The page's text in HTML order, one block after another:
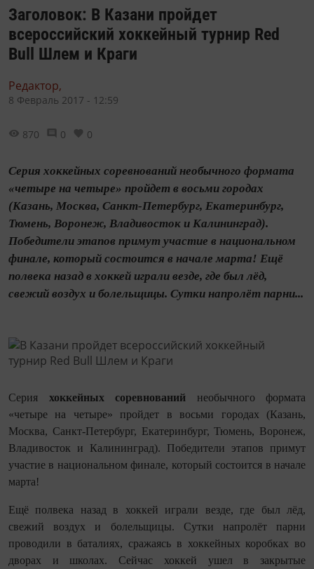
Заголовок: В Казани пройдет
всероссийский хоккейный турнир Red
Bull Шлем и Краги
Редактор,
8 Февраль 2017 - 12:59
870 0 0
Серия хоккейных соревнований необычного формата
«четыре на четыре» пройдет в восьми городах
(Казань, Москва, Санкт-Петербург, Екатеринбург,
Тюмень, Воронеж, Владивосток и Калининград).
Победители этапов примут участие в национальном
финале, который состоится в начале марта! Ещё
полвека назад в хоккей играли везде, где был лёд,
свежий воздух и болельщицы. Сутки напролёт парни...
Серия хоккейных соревнований необычного формата
«четыре на четыре» пройдет в восьми городах (Казань,
Москва, Санкт-Петербург, Екатеринбург, Тюмень, Воронеж,
Владивосток и Калининград). Победители этапов примут
участие в национальном финале, который состоится в начале
марта!
Ещё полвека назад в хоккей играли везде, где был лёд,
свежий воздух и болельщицы. Сутки напролёт парни
проводили в баталиях, сражаясь в хоккейных коробках во
дворах и школах. Сейчас хоккей ушел в закрытые